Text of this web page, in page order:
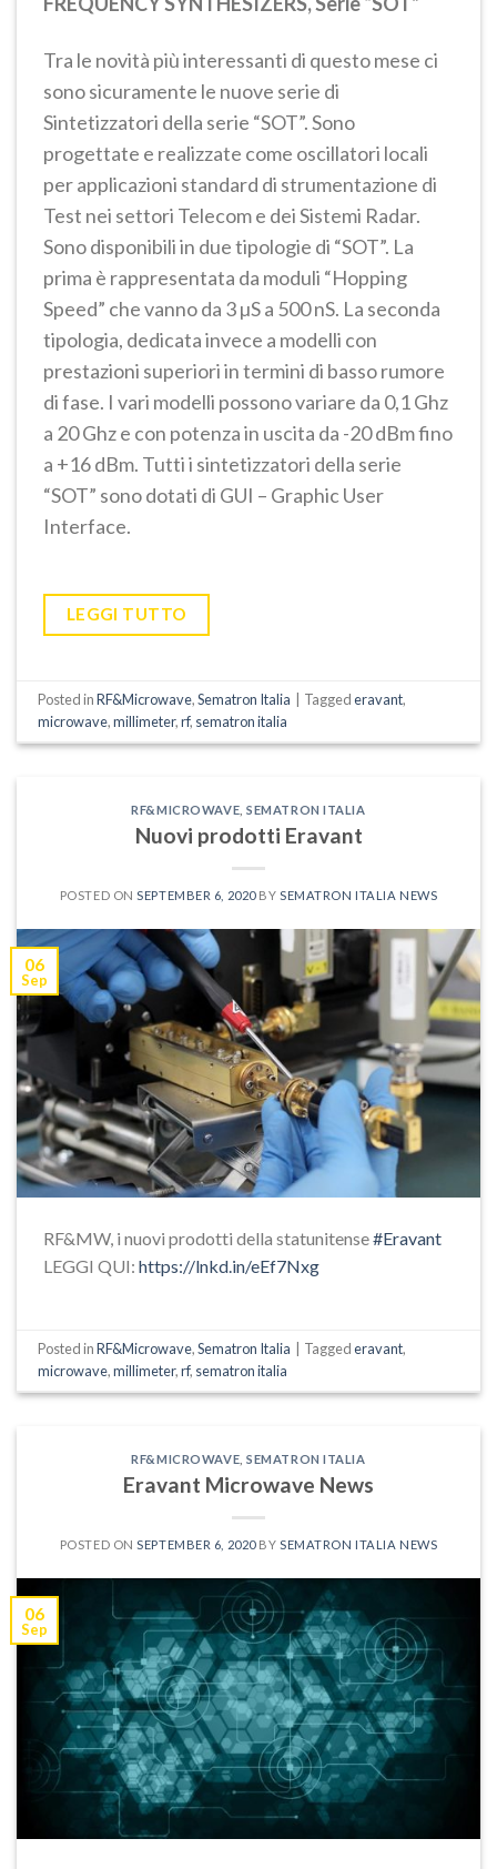
Tra le novità più interessanti di questo mese ci
sono sicuramente le nuove serie di
Sintetizzatori della serie “SOT”. Sono
progettate e realizzate come oscillatori locali
per applicazioni standard di strumentazione di
Test nei settori Telecom e dei Sistemi Radar.
Sono disponibili in due tipologie di “SOT”. La
prima è rappresentata da moduli “Hopping
Speed” che vanno da 3 µS a 500 nS. La seconda
tipologia, dedicata invece a modelli con
prestazioni superiori in termini di basso rumore
di fase. I vari modelli possono variare da 0,1 Ghz
a 20 Ghz e con potenza in uscita da -20 dBm fino
a +16 dBm. Tutti i sintetizzatori della serie
“SOT” sono dotati di GUI – Graphic User
Interface.
LEGGI TUTTO
Posted inRF&Microwave,Sematron Italia Taggederavant,
microwave,millimeter,rf, sematron italia
RF&MICROWAVE ,SEMATRON ITALIA
Nuovi prodotti Eravant
POSTED ON SEPTEMBER 6, 2020BY SEMATRON ITALIA NEWS
06
Sep
RF&MW, i nuovi prodotti della statunitense#Eravant
LEGGI QUI: https://lnkd.in/eEf7Nxg
Posted inRF&Microwave,Sematron Italia Taggederavant,
microwave,millimeter,rf, sematron italia
RF&MICROWAVE ,SEMATRON ITALIA
Eravant Microwave News
POSTED ON SEPTEMBER 6, 2020BY SEMATRON ITALIA NEWS
06
Sep